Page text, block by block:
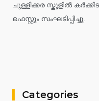
ചുള്ളിക്കര സ്കൂളിൽ
ഫെസ്റ്റും സംഘടിപ്പിച്ചു.
Categories